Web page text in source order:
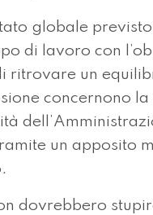
globale
di lavoro con
ritrovare un
concernono
un apposito
dovrebbero